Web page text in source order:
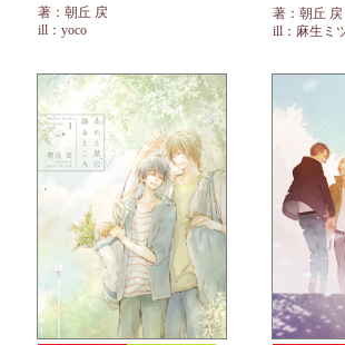
著：朝丘 戻
ill：yoco
著：朝丘 戻
ill：麻生ミ